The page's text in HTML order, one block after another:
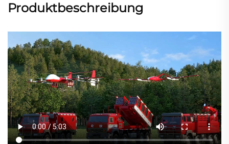
Produktbeschreibung